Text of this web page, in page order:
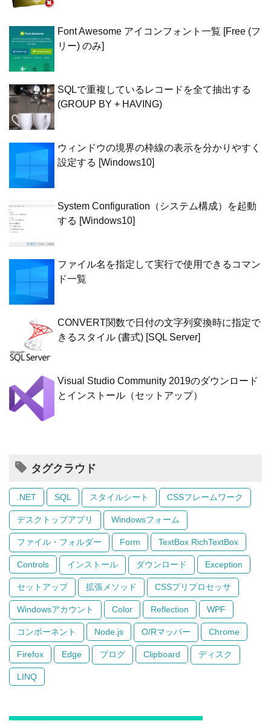
Font Awesome アイコンフォント一覧 [Free (フ
リー) のみ]
SQLで重複しているレコードを全て抽出する
(GROUP BY + HAVING)
ウィンドウの境界の枠線の表示を分かりやすく
設定する [Windows10]
System Configuration（システム構成）を起動
する [Windows10]
ファイル名を指定して実行で使用できるコマン
ド一覧
CONVERT関数で日付の文字列変換時に指定で
きるスタイル (書式) [SQL Server]
Visual Studio Community 2019のダウンロード
とインストール（セットアップ）
タグクラウド
.NET SQL スタイルシート CSSフレームワーク
デスクトップアプリ Windowsフォーム
ファイル・フォルダー Form TextBox RichTextBox
Controls インストール ダウンロード Exception
セットアップ 拡張メソッド CSSプリプロセッサ
Windowsアカウント Color Reflection WPF
コンポーネント Node.js O/Rマッパー Chrome
Firefox Edge ブログ Clipboard ディスク
LINQ